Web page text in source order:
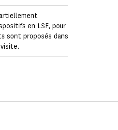
en LSF, pour
sont proposés dans